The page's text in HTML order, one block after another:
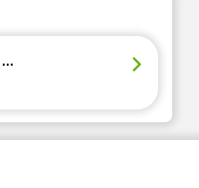
Certyfikowana nauczycielka TEFL z przyjemnością przeprowadzi Cię przez naukę języka angielskiego